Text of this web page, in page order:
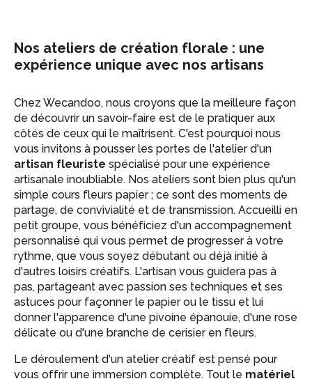
Nos ateliers de création florale : une
expérience unique avec nos artisans
Chez Wecandoo, nous croyons que la meilleure façon
de découvrir un savoir-faire est de le pratiquer aux
côtés de ceux qui le maîtrisent. C'est pourquoi nous
vous invitons à pousser les portes de l'atelier d'un
artisan fleuriste spécialisé pour une expérience
artisanale inoubliable. Nos ateliers sont bien plus qu'un
simple cours fleurs papier ; ce sont des moments de
partage, de convivialité et de transmission. Accueilli en
petit groupe, vous bénéficiez d'un accompagnement
personnalisé qui vous permet de progresser à votre
rythme, que vous soyez débutant ou déjà initié à
d'autres loisirs créatifs. L'artisan vous guidera pas à
pas, partageant avec passion ses techniques et ses
astuces pour façonner le papier ou le tissu et lui
donner l'apparence d'une pivoine épanouie, d'une rose
délicate ou d'une branche de cerisier en fleurs.
Le déroulement d'un atelier créatif est pensé pour
vous offrir une immersion complète. Tout le matériel